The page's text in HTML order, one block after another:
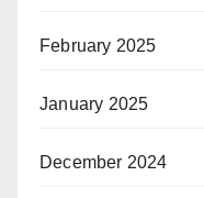
February 2025
January 2025
December 2024